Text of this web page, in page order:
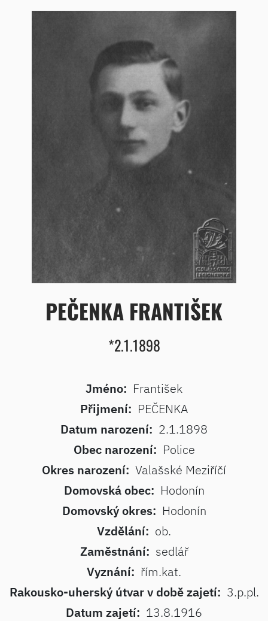
PEČENKA FRANTIŠEK
*2.1.1898
Jméno: František
Přijmení: PEČENKA
Datum narození: 2.1.1898
Obec narození: Police
Okres narození: Valašské Meziříčí
Domovská obec: Hodonín
Domovský okres: Hodonín
Vzdělání: ob.
Zaměstnání: sedlář
Vyznání: řím.kat.
Rakousko-uherský útvar v době zajetí: 3.p.pl.
Datum zajetí: 13.8.1916